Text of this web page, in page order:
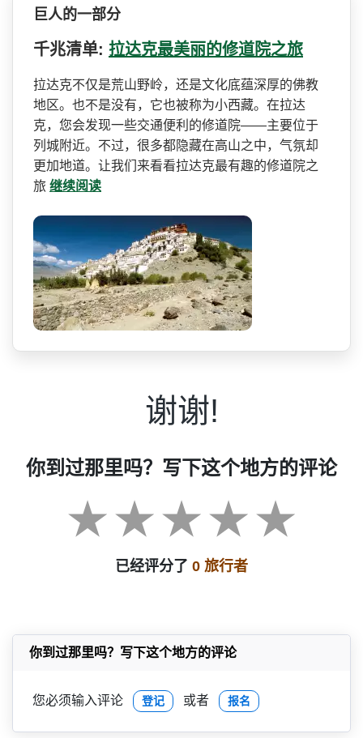
巨人的一部分
千兆清单: 拉达克最美丽的修道院之旅
拉达克不仅是荒山野岭，还是­文化底蕴深厚的佛教
地区。也不是没有，它也被称为小­西藏。在拉达
克，您会发现一些交通便利的修道院——主要位于
列城附近。不过，很­多都隐藏在高山之中，气氛却
更加地道。让我们来看看­拉达克最有趣的修道院之
旅 继续阅读
谢谢!
你到过那里吗？写下这个地方的评论
已经评分了 0 旅行者
你到过那里吗？写下这个地方的评论
您必须输入评论 登记 或者 报名